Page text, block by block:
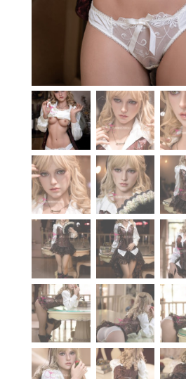
Contact
Livraison
À propos